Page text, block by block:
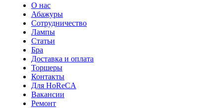
О нас
Абажуры
Сотрудничество
Лампы
Статьи
Бра
Доставка и оплата
Торшеры
Контакты
Для HoReCA
Вакансии
Ремонт